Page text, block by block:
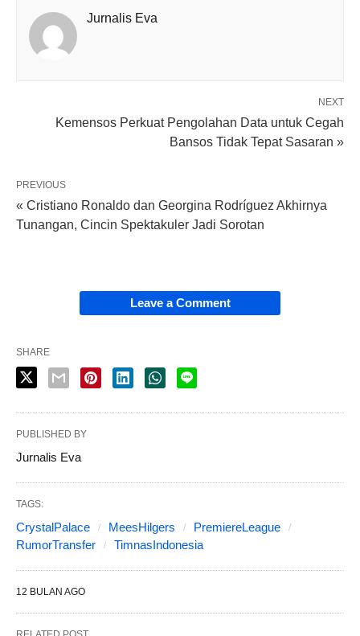
Jurnalis Eva
NEXT
Kemensos Perkuat Pengolahan Data untuk Cegah
Bansos Tidak Tepat Sasaran »
PREVIOUS
« Cristiano Ronaldo dan Georgina Rodríguez Akhirnya
Tunangan, Cincin Spektakuler Jadi Sorotan
Leave a Comment
SHARE
PUBLISHED BY
Jurnalis Eva
TAGS:
CrystalPalace MeesHilgers
PremiereLeague
RumorTransfer
TimnasIndonesia
12 BULAN AGO